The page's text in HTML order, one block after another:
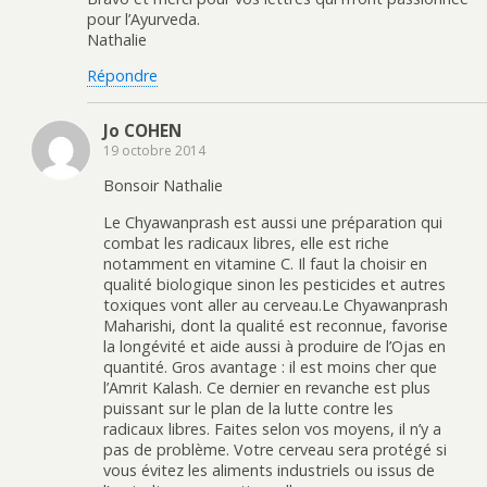
pour l’Ayurveda.
Nathalie
Répondre
Jo COHEN
19 octobre 2014
Bonsoir Nathalie
Le Chyawanprash est aussi une préparation qui
combat les radicaux libres, elle est riche
notamment en vitamine C. Il faut la choisir en
qualité biologique sinon les pesticides et autres
toxiques vont aller au cerveau.Le Chyawanprash
Maharishi, dont la qualité est reconnue, favorise
la longévité et aide aussi à produire de l’Ojas en
quantité. Gros avantage : il est moins cher que
l’Amrit Kalash. Ce dernier en revanche est plus
puissant sur le plan de la lutte contre les
radicaux libres. Faites selon vos moyens, il n’y a
pas de problème. Votre cerveau sera protégé si
vous évitez les aliments industriels ou issus de